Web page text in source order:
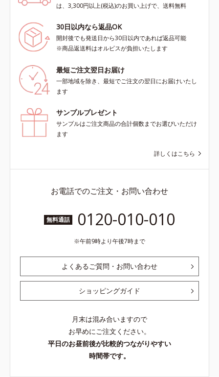
は、3,300円以上(税込)のお買い上げで、送料無料
30日以内なら返品OK
開封後でも発送日から30日以内であれば返品可能
※商品返送料はオルビスが負担いたします
最短ご注文翌日お届け
一部地域を除き、最短でご注文の翌日にお届けいたし
ます
サンプルプレゼント
サンプルはご注文商品の合計個数までお選びいただけ
ます
詳しくはこちら
お電話でのご注文・お問い合わせ
無料通話 0120-010-010
午前9時より午後7時まで
よくあるご質問・お問い合わせ
ショッピングガイド
月末は混み合いますので
お早めにご注文ください。
平日のお昼前後が比較的つながりやすい
時間帯です。